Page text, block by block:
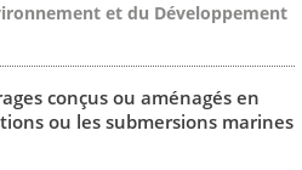
et du Développement
conçus ou aménagés en
ou les submersions marines